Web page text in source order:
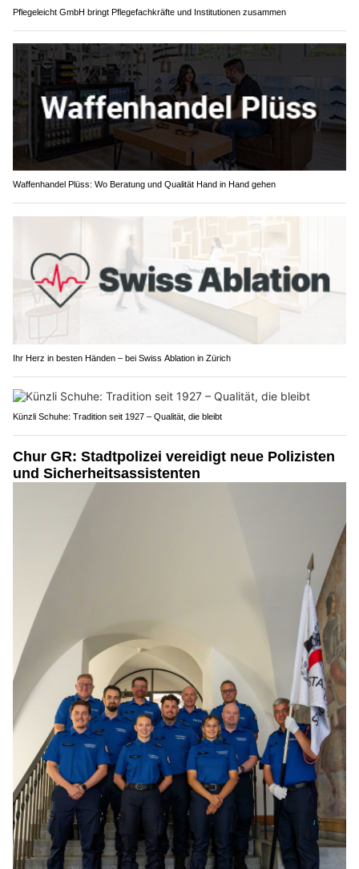
Pflegeleicht GmbH bringt Pflegefachkräfte und Institutionen zusammen
Waffenhandel Plüss: Wo Beratung und Qualität Hand in Hand gehen
Ihr Herz in besten Händen – bei Swiss Ablation in Zürich
Künzli Schuhe: Tradition seit 1927 – Qualität, die bleibt
Chur GR: Stadtpolizei vereidigt neue Polizisten
und Sicherheitsassistenten